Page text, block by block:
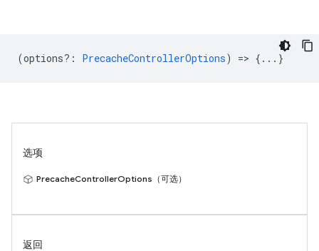
(options? : PrecacheControllerOptions) => {...}
选项
PrecacheControllerOptions（可选）
返回